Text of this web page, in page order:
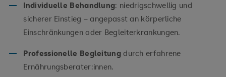
Individuelle Behandlung: niedrigschwellig und
sicherer Einstieg – angepasst an körperliche
Einschränkungen oder Begleiterkrankungen.
Professionelle Begleitungdurch erfahrene
Ernährungsberater:innen.